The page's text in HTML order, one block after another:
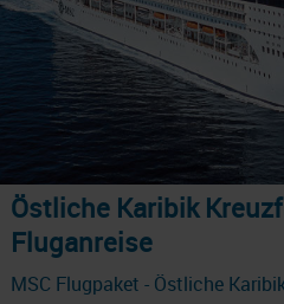
Östliche Karibik
Fluganreise